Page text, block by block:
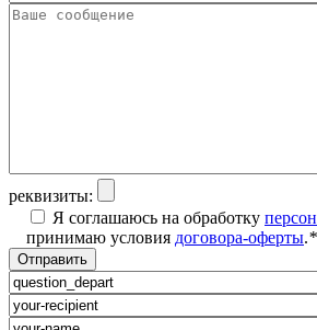
реквизиты:
Я соглашаюсь на обработку
принимаю условия договора-оферты.*